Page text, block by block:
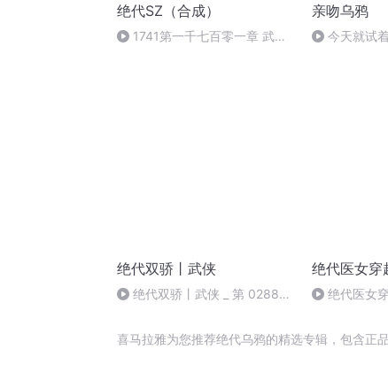
绝代SZ（合成）
1741第一千七百零一章 武尊
亲吻乌鸦
今天就试
绝代双骄丨武侠
绝代双骄丨武侠 _ 第 0288
绝代医女穿
绝代医女
喜马拉雅为您推荐绝代乌鸦的精选专辑，包含正